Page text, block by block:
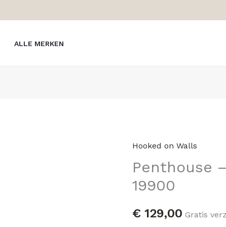
ALLE MERKEN
Hooked on Walls
Penthouse
19900
€ 129,00 Gratis
Penthouse
-
Carlo
19900
hoeveelheid